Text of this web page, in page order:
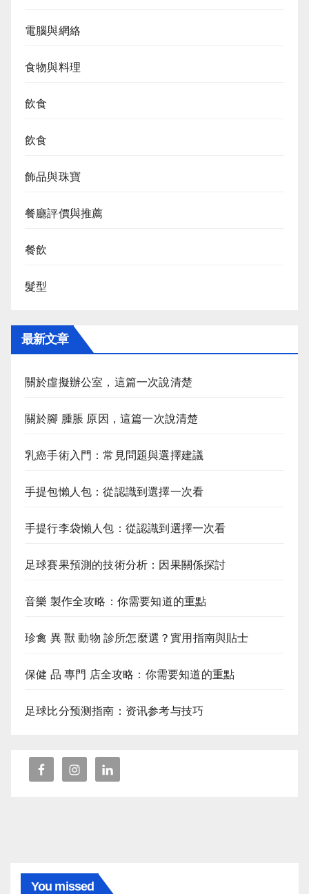
電腦與網絡
食物與料理
飲食
飲食
飾品與珠寶
餐廳評價與推薦
餐飲
髮型
最新文章
關於虛擬辦公室，這篇一次說清楚
關於腳 腫脹 原因，這篇一次說清楚
乳癌手術入門：常見問題與選擇建議
手提包懶人包：從認識到選擇一次看
手提行李袋懶人包：從認識到選擇一次看
足球賽果預測的技術分析：因果關係探討
音樂 製作全攻略：你需要知道的重點
珍禽 異 獸 動物 診所怎麼選？實用指南與貼士
保健 品 專門 店全攻略：你需要知道的重點
足球比分预测指南：资讯参考与技巧
You missed